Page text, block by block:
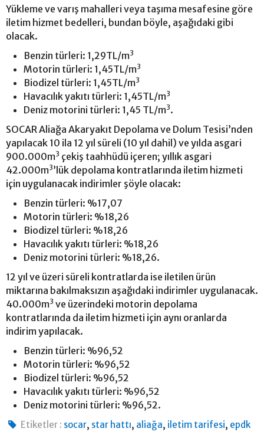
Yükleme ve varış mahalleri veya taşıma mesafesine göre
iletim hizmet bedelleri, bundan böyle, aşağıdaki gibi
olacak.
Benzin türleri: 1,29TL/m3
Motorin türleri: 1,45TL/m3
Biodizel türleri: 1,45TL/m3
Havacılık yakıtı türleri: 1,45TL/m3
Deniz motorini türleri: 1,45 TL/m3.
SOCAR Aliağa Akaryakıt Depolama ve Dolum Tesisi’nden
yapılacak 10 ila 12 yıl süreli (10 yıl dahil) ve yılda asgari
900.000m3 çekiş taahhüdü içeren; yıllık asgari
42.000m3’lük depolama kontratlarında iletim hizmeti
için uygulanacak indirimler şöyle olacak:
Benzin türleri: %17,07
Motorin türleri: %18,26
Biodizel türleri: %18,26
Havacılık yakıtı türleri: %18,26
Deniz motorini türleri: %18,26.
12 yıl ve üzeri süreli kontratlarda ise iletilen ürün
miktarına bakılmaksızın aşağıdaki indirimler uygulanacak.
40.000m3 ve üzerindeki motorin depolama
kontratlarında da iletim hizmeti için aynı oranlarda
indirim yapılacak.
Benzin türleri: %96,52
Motorin türleri: %96,52
Biodizel türleri: %96,52
Havacılık yakıtı türleri: %96,52
Deniz motorini türleri: %96,52.
Etiketler : socar, star hattı, aliağa, iletim tarifesi, epdk